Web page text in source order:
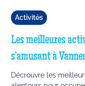
Activités
Les meilleures
s'amusant à
Décrouvre les